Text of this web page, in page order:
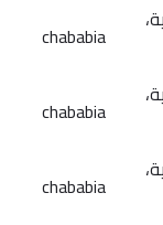
chababia
chababia
chababia